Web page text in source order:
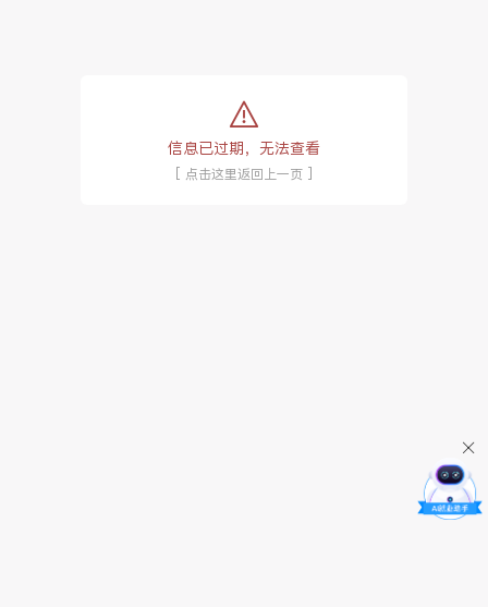
tip:
信息已过期，无法查看
[ 点击这里返回上一页 ]